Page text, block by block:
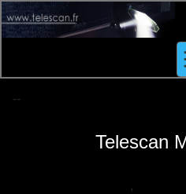
--
Telescan
,